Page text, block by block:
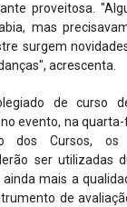
proveitosa.
mas
surgem
acrescenta.
de curso
evento, na
dos Cursos, os
ser utilizadas
mais a
de